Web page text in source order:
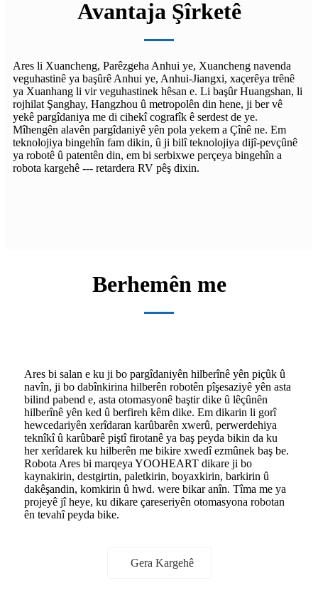
Avantaja Şîrketê
Ares li Xuancheng, Parêzgeha Anhui ye, Xuancheng navenda
veguhastinê ya başûrê Anhui ye, Anhui-Jiangxi, xaçerêya trênê
ya Xuanhang li vir veguhastinek hêsan e. Li başûr Huangshan, li
rojhilat Şanghay, Hangzhou û metropolên din hene, ji ber vê
yekê pargîdaniya me di cihekî cografîk ê serdest de ye.
Mîhengên alavên pargîdaniyê yên pola yekem a Çînê ne. Em
teknolojiya bingehîn fam dikin, û ji bilî teknolojiya dijî-pevçûnê
ya robotê û patentên din, em bi serbixwe perçeya bingehîn a
robota kargehê --- retardera RV pêş dixin.
Berhemên me
Ares bi salan e ku ji bo pargîdaniyên hilberînê yên piçûk û
navîn, ji bo dabînkirina hilberên robotên pîşesaziyê yên asta
bilind pabend e, asta otomasyonê baştir dike û lêçûnên
hilberînê yên ked û berfireh kêm dike. Em dikarin li gorî
hewcedariyên xerîdaran karûbarên xwerû, perwerdehiya
teknîkî û karûbarê piştî firotanê ya baş peyda bikin da ku
her xerîdarek ku hilberên me bikire xwedî ezmûnek baş be.
Robota Ares bi marqeya YOOHEART dikare ji bo
kaynakirin, destgirtin, paletkirin, boyaxkirin, barkirin û
dakêşandin, komkirin û hwd. were bikar anîn. Tîma me ya
projeyê jî heye, ku dikare çareseriyên otomasyona robotan
ên tevahî peyda bike.
Gera Kargehê